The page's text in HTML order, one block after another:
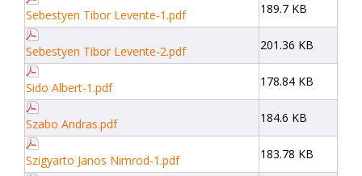
Sebestyen Tibor Levente-1.pdf 189.7 KB
Sebestyen Tibor Levente-2.pdf 201.36 KB
Sido Albert-1.pdf 178.84 KB
Szabo Andras.pdf 184.6 KB
Szigyarto Janos Nimrod-1.pdf 183.78 KB